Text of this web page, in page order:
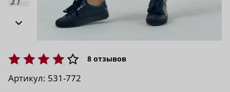
8 отзывов
Артикул: 531-772